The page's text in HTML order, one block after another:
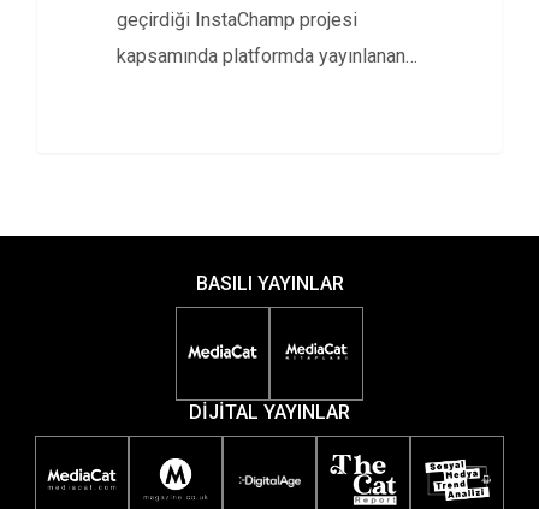
geçirdiği InstaChamp projesi
kapsamında platformda yayınlanan
BASILI YAYINLAR
DİJİTAL YAYINLAR